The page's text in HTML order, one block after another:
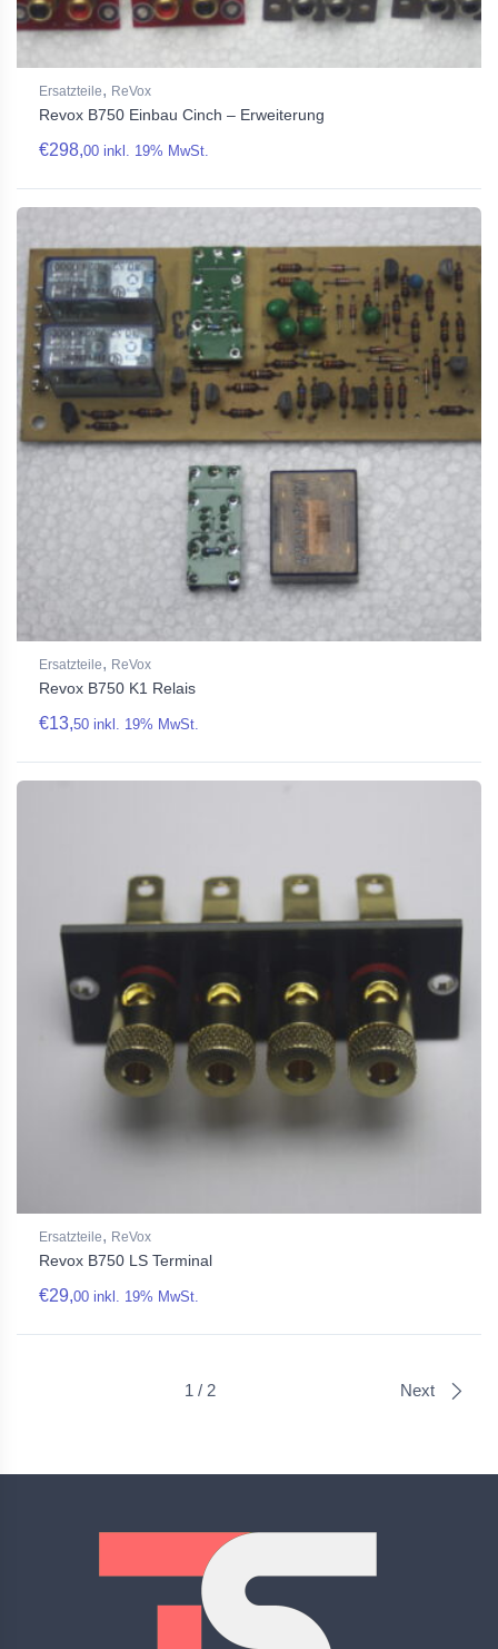
Ersatzteile, ReVox
Revox B750 Einbau Cinch – Erweiterung
€298,00 inkl. 19% MwSt.
Ersatzteile, ReVox
Revox B750 K1 Relais
€13,50 inkl. 19% MwSt.
Ersatzteile, ReVox
Revox B750 LS Terminal
€29,00 inkl. 19% MwSt.
1 / 2 Next